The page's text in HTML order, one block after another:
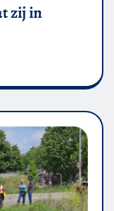
zij in